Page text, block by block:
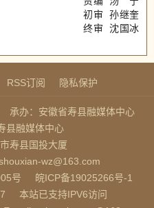
初审孙继奎
终审 沈国冰
RSS订阅 隐私保护
承办：安徽省寿县融媒体中心
县融媒体中心
寿县国投大厦
wz@163.com
号
皖ICP备19025266号-1
本站已支持IPV6访问